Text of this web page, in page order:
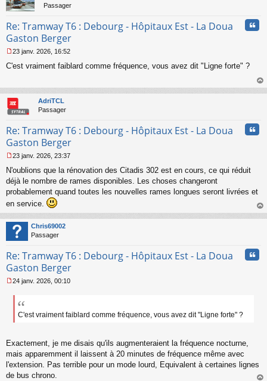
l
u
Passager
Re: Tramway T6 : Debourg - Hôpitaux Est - La Doua
Gaston Berger
e
a
g
e
o
l
u
23 janv. 2026, 16:52
C'est vraiment faiblard comme fréquence, vous avez dit "Ligne forte" ?
au
AdriTCL
Passager
Re: Tramway T6 : Debourg - Hôpitaux Est - La Doua
Gaston Berger
e
s
s
g
n
o
n
u
23 janv. 2026, 23:37
N'oublions que la rénovation des Citadis 302 est en cours, ce qui réduit
déjà le nombre de rames disponibles. Les choses changeront
probablement quand toutes les nouvelles rames longues seront livrées et
en service.
au
Chris69002
Passager
Re: Tramway T6 : Debourg - Hôpitaux Est - La Doua
Gaston Berger
e
a
e
o
n
l
24 janv. 2026, 00:10
C'est vraiment faiblard comme fréquence, vous avez dit "Ligne forte" ?
Exactement, je me disais qu'ils augmenteraient la fréquence nocturne,
mais apparemment il laissent à 20 minutes de fréquence même avec
l'extension. Pas terrible pour un mode lourd, Equivalent à certaines lignes
de bus chrono.